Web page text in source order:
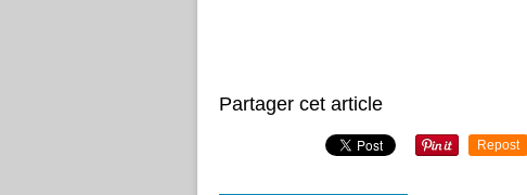
Partager cet article
Repost